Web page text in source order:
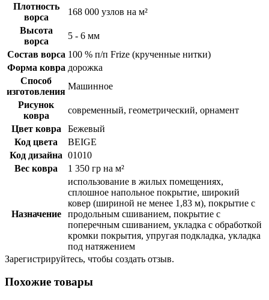
Плотность
ворса
168 000 узлов на м²
Высота
ворса
5 - 6 мм
Состав ворса 100 % п/п Frize (крученные нитки)
Форма ковра дорожка
Способ
изготовления
Машинное
Рисунок
ковра
современный, геометрический, орнамент
Цвет ковра
Бежевый
Код цвета
BEIGE
Код дизайна 01010
Вес ковра
1 350 гр на м²
Назначение
использование в жилых помещениях,
сплошное напольное покрытие, широкий
ковер (шириной не менее 1,83 м), покрытие с
продольным сшиванием, покрытие с
поперечным сшиванием, укладка с обработкой
кромки покрытия, упругая подкладка, укладка
под натяжением
Зарегистрируйтесь, чтобы создать отзыв.
Похожие товары